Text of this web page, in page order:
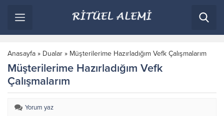
Anasayfa » Dualar » Müşterilerime Hazırladığım Vefk Çalışmalarım
Müşterilerime Hazırladığım Vefk
Çalışmalarım
Yorum yaz